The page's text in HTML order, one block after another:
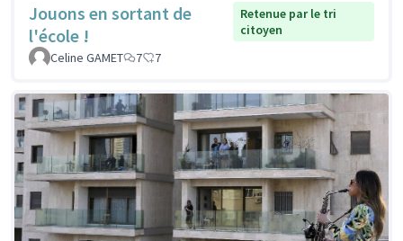
Jouons en sortant de
l'école !
Retenue par le tri
citoyen
Celine GAMET
7 7